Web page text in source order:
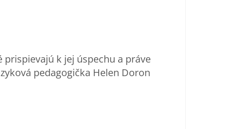
k jej úspechu a práve
pedagogička Helen Doron